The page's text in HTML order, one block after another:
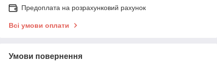
Предоплата на розрахунковий рахунок
Всі умови оплати
Умови повернення